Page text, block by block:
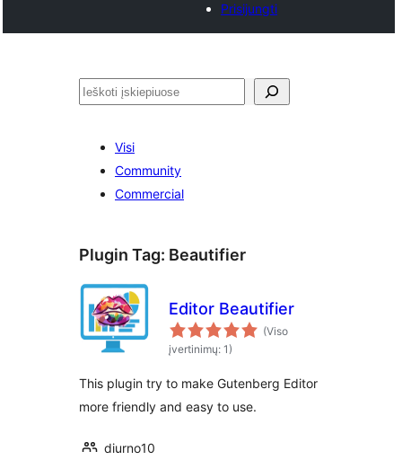
Prisijungti
Paieška
Visi
Community
Commercial
Plugin Tag: Beautifier
Editor Beautifier
(Viso
įvertinimų: 1)
This plugin try to make Gutenberg Editor
more friendly and easy to use.
diurno10